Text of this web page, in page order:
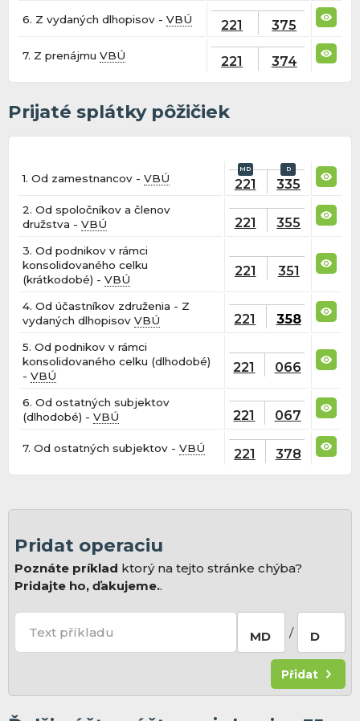
6. Z vydaných dlhopisov -VBÚ 221 375
7. Z prenájmuVBÚ 221 374
Prijaté splátky pôžičiek
1. Od zamestnancov -VBÚ 221 335
2. Od spoločníkov a členov
družstva -VBÚ 221 355
3. Od podnikov v rámci
konsolidovaného celku
(krátkodobé) -VBÚ
221 351
4. Od účastníkov združenia - Z
vydaných dlhopisovVBÚ 221 358
5. Od podnikov v rámci
konsolidovaného celku (dlhodobé)
-VBÚ
221 066
6. Od ostatných subjektov
(dlhodobé) -VBÚ 221 067
7. Od ostatných subjektov -VBÚ 221 378
Pridat operaciu
Poznáte príklad ktorý na tejto stránke chýba?
Pridajte ho, ďakujeme..
Text příkladu MD / D
Přidat